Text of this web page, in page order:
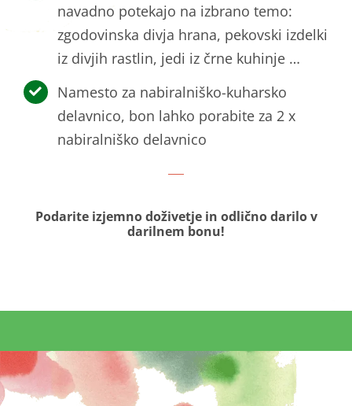
navadno potekajo na izbrano temo:
zgodovinska divja hrana, pekovski izdelki
iz divjih rastlin, jedi iz črne kuhinje …
Namesto za nabiralniško-kuharsko
delavnico, bon lahko porabite za 2 x
nabiralniško delavnico
Podarite izjemno doživetje in odlično darilo v
darilnem bonu!